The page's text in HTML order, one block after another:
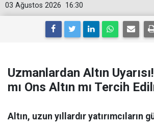
16:30
03 Ağustos 2026
Uzmanlardan Altın
mı Ons Altın mı Tercih
Altın, uzun yıllardır yatırımcıların